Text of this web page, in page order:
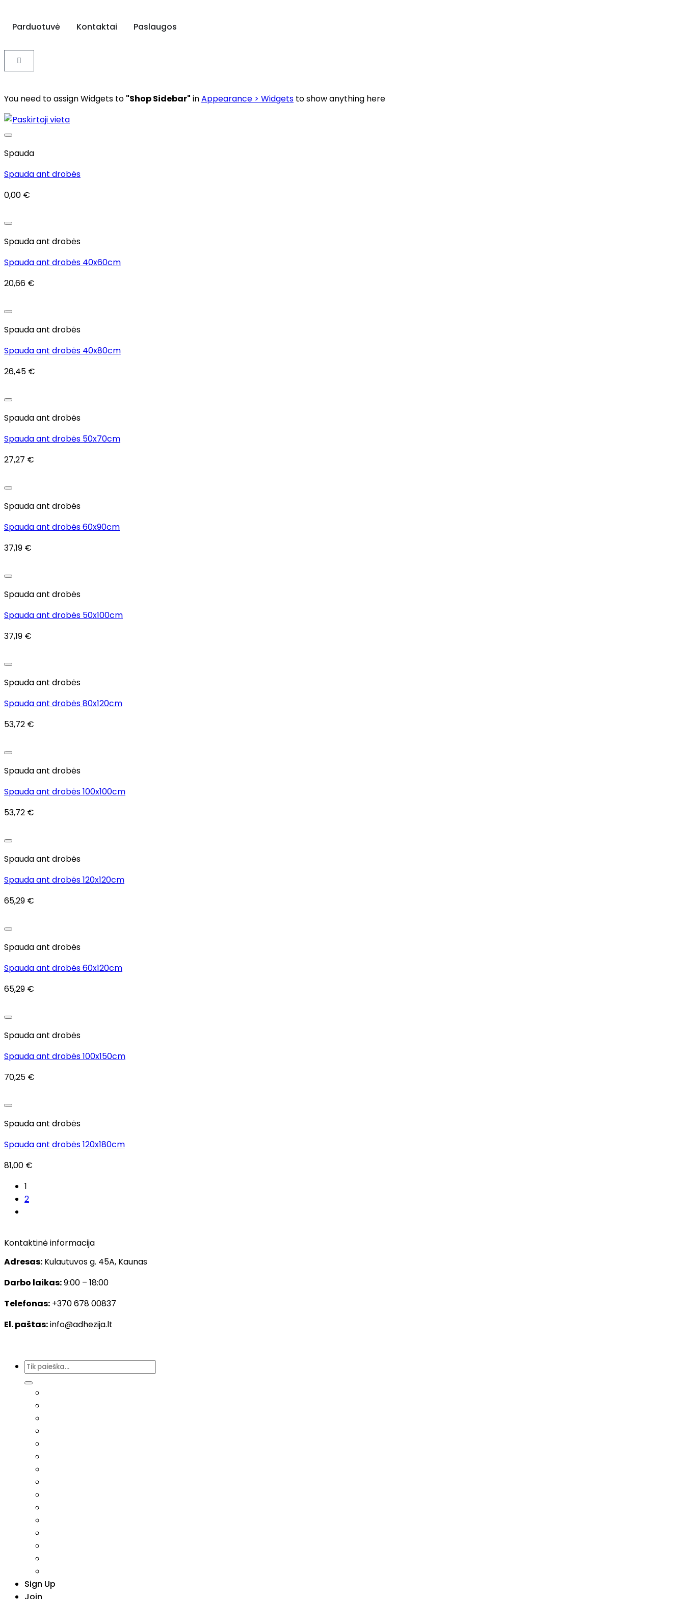
Parduotuvė Kontaktai Paslaugos
You need to assign Widgets to "Shop Sidebar" inAppearance > Widgets to show anything here
Spauda
Spauda ant drobės
0,00 €
Spauda ant drobės
Spauda ant drobės 40x60cm
20,66 €
Spauda ant drobės
Spauda ant drobės 40x80cm
26,45 €
Spauda ant drobės
Spauda ant drobės 50x70cm
27,27 €
Spauda ant drobės
Spauda ant drobės 60x90cm
37,19 €
Spauda ant drobės
Spauda ant drobės 50x100cm
37,19 €
Spauda ant drobės
Spauda ant drobės 80x120cm
53,72 €
Spauda ant drobės
Spauda ant drobės 100x100cm
53,72 €
Spauda ant drobės
Spauda ant drobės 120x120cm
65,29 €
Spauda ant drobės
Spauda ant drobės 60x120cm
65,29 €
Spauda ant drobės
Spauda ant drobės 100x150cm
70,25 €
Spauda ant drobės
Spauda ant drobės 120x180cm
81,00 €
1
2
Kontaktinė informacija
Adresas: Kulautuvos g. 45A, Kaunas
Darbo laikas:9:00 – 18:00
Telefonas: +370 678 00837
El. paštas:info@adhezija.lt
Sign Up